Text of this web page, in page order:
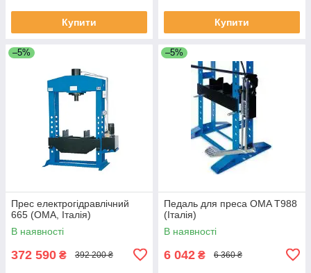
Купити Купити
–5%
Прес електрогідравлічний
665 (ОМА, Італія)
В наявності
372 590 ₴ 392 200 ₴
–5%
Педаль для преса OMA T988
(Італія)
В наявності
6 042 ₴ 6 360 ₴